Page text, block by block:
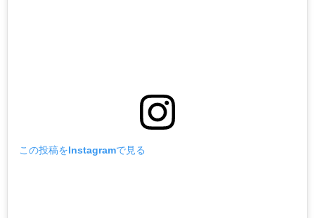
この投稿をInstagramで見る